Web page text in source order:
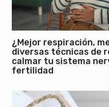
¿Mejor respiración,
diversas técnicas de
calmar tu sistema
fertilidad